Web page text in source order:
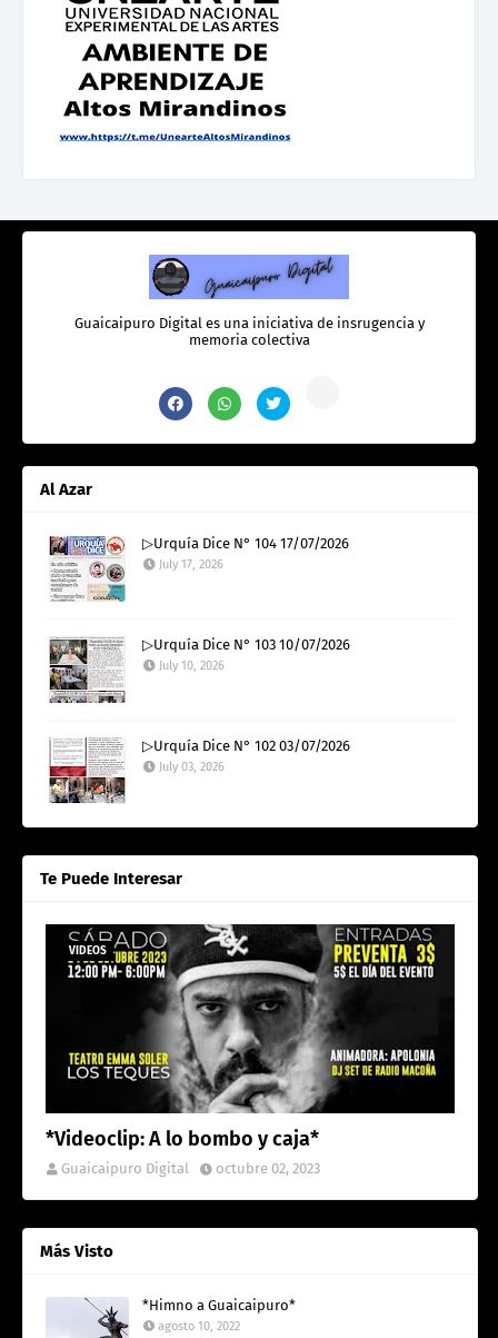
Guaicaipuro Digital es una iniciativa de insrugencia y
memoria colectiva
Al Azar
▷Urquía Dice N° 104 17/07/2026
July 17, 2026
▷Urquía Dice N° 103 10/07/2026
July 10, 2026
▷Urquía Dice N° 102 03/07/2026
July 03, 2026
Te Puede Interesar
VIDEOS
*Videoclip: A lo bombo y caja*
Guaicaipuro Digital octubre 02, 2023
Más Visto
*Himno a Guaicaipuro*
agosto 10, 2022